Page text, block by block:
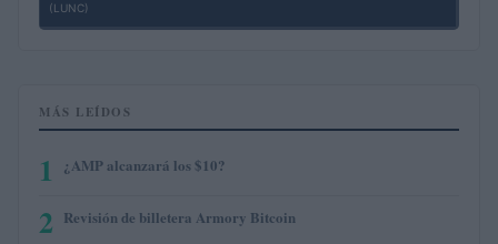
(LUNC)
MÁS LEÍDOS
1 ¿AMP alcanzará los $10?
2 Revisión de billetera Armory Bitcoin